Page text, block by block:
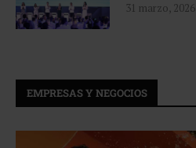
31 marzo, 2026
EMPRESAS Y NEGOCIOS